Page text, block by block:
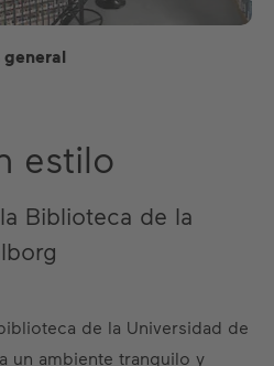
general
estilo
Biblioteca de la
de la Universidad de
un ambiente tranquilo y